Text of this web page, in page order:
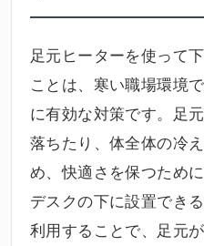
足元ヒーターを使って
ことは、寒い職場環境
に有効な対策です。足
落ちたり、体全体の冷
め、快適さを保つため
デスクの下に設置でき
利用することで、足元